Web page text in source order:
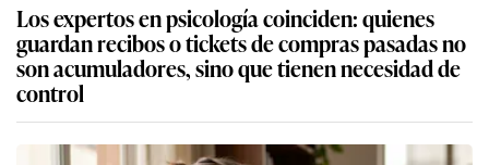
Los expertos en psicología coinciden: quienes
guardan recibos o tickets de compras pasadas no
son acumuladores, sino que tienen necesidad de
control